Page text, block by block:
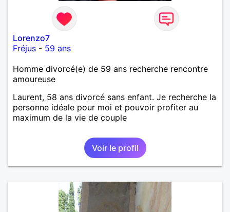
Lorenzo7
Fréjus - 59 ans
Homme divorcé(e) de 59 ans recherche rencontre
amoureuse
Laurent, 58 ans divorcé sans enfant. Je recherche la
personne idéale pour moi et pouvoir profiter au
maximum de la vie de couple
Voir le profil